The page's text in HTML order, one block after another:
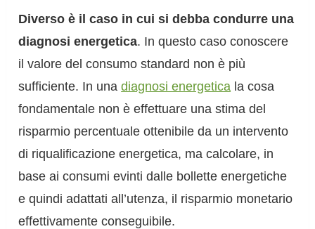
Diverso è il caso in cui si debba condurre una
diagnosi energetica. In questo caso conoscere
il valore del consumo standard non è più
sufficiente. In unadiagnosi energetica la cosa
fondamentale non è effettuare una stima del
risparmio percentuale ottenibile da un intervento
di riqualificazione energetica, ma calcolare, in
base ai consumi evinti dalle bollette energetiche
e quindi adattati all’utenza, il risparmio monetario
effettivamente conseguibile.